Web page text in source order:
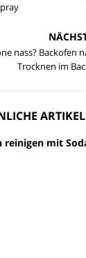
nass? Backofen
Trocknen im
ARTIKEL
reinigen mit